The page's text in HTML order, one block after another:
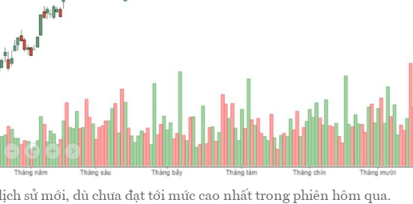
sử mới, dù chưa đạt tới mức cao nhất trong phiên hôm qua.